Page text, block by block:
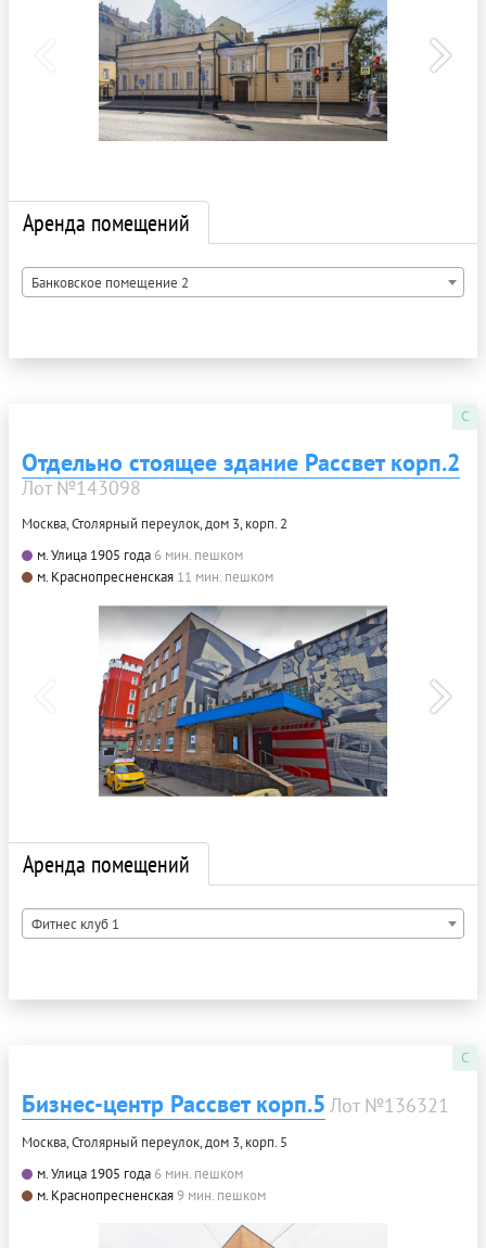
Аренда помещений
Банковское помещение 2
C
Отдельно стоящее здание Рассвет корп.2
Лот №143098
Москва, Столярный переулок, дом 3, корп. 2
м. Улица 1905 года 6 мин. пешком
м. Краснопресненская 11 мин. пешком
Аренда помещений
Фитнес клуб 1
C
Бизнес-центр Рассвет корп.5 Лот №136321
Москва, Столярный переулок, дом 3, корп. 5
м. Улица 1905 года 6 мин. пешком
м. Краснопресненская9 мин. пешком